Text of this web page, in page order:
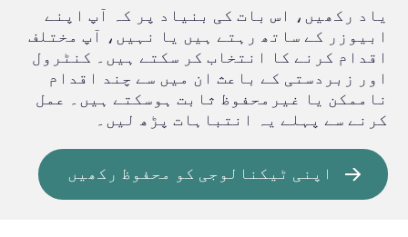
یاد رکھیں، اس بات کی بنیاد پر کہ آپ اپنے
ابیوزر کے ساتھ رہتے ہیں یا نہيں، آپ مختلف
اقدام کرنے کا انتخاب کر سکتے ہيں۔ کنٹرول
اور زبردستی کے باعث ان میں سے چند اقدام
ناممکن یا غیرمحفوظ ثابت ہوسکتے ہيں۔ عمل
کرنے سے پہلے یہ انتباہات پڑھ لیں۔
اپنی ٹیکنالوجی کو محفوظ رکھیں